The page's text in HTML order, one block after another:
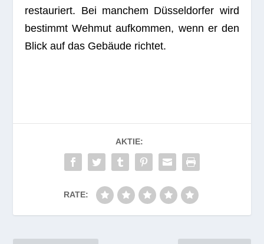
restau­riert. Bei man­chem Düs­sel­dor­fer wird
bestimmt Weh­mut auf­kom­men, wenn er den
Blick auf das Gebäude richtet.
AKTIE:
RATE: